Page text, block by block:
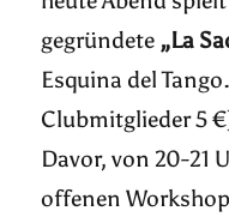
gegründete „La
Esquina del
Clubmitglieder 5
Davor, von 20-21
offenen